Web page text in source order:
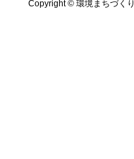
Copyright © 環境まちづく